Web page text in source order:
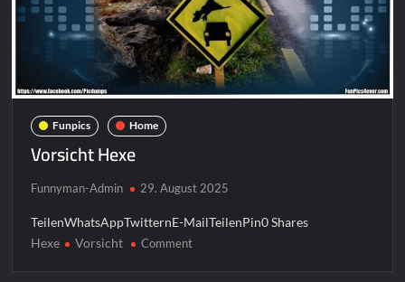
Funpics Home
Vorsicht Hexe
Funnyman-Admin 29. August 2025
TeilenWhatsAppTwitternE-MailTeilenPin0 Shares
Hexe
Vorsicht Commenton